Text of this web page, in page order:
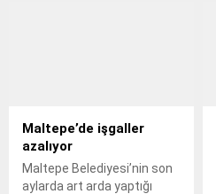
Maltepe’de işgaller
azalıyor
Maltepe Belediyesi’nin son
aylarda art arda yaptığı